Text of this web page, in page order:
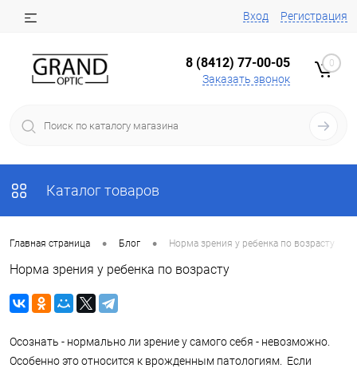
Вход Регистрация
8 (8412) 77-00-05
Заказать звонок
0
Каталог товаров
Главная страница • Блог • Норма зрения у ребенка по возрасту
Норма зрения у ребенка по возрасту
Осознать - нормально ли зрение у самого себя - невозможно.
Особенно это относится к врожденным патологиям. Если